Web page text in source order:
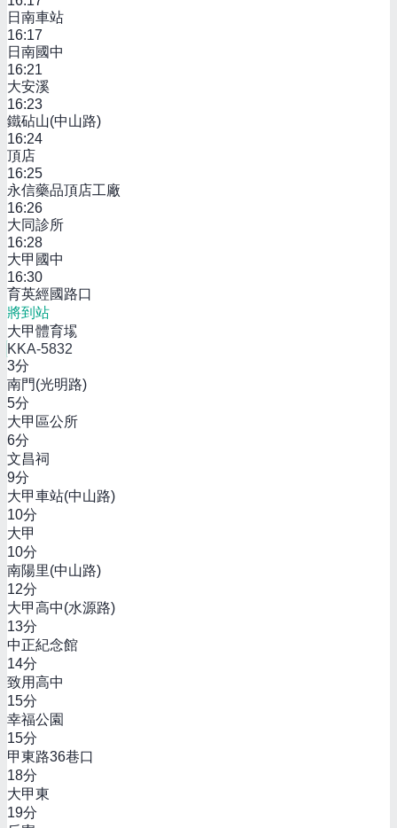
日南車站
16:17
日南國中
16:21
大安溪
16:23
鐵砧山(中山路)
16:24
頂店
16:25
永信藥品頂店工廠
16:26
大同診所
16:28
大甲國中
16:30
育英經國路口
將到站
大甲體育場
KKA-5832
3分
南門(光明路)
5分
大甲區公所
6分
文昌祠
9分
大甲車站(中山路)
10分
大甲
10分
南陽里(中山路)
12分
大甲高中(水源路)
13分
中正紀念館
14分
致用高中
15分
幸福公園
15分
甲東路36巷口
18分
大甲東
19分